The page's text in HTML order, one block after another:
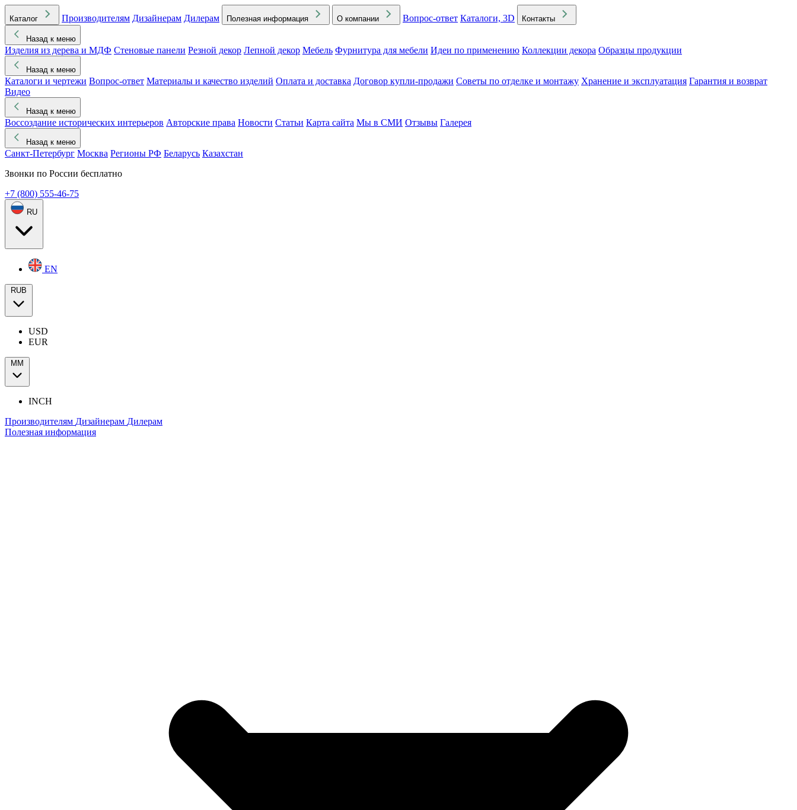
Каталог Производителям Дизайнерам Дилерам Полезная информация О компании Вопрос-ответ Каталоги, 3D Контакты
Назад к меню
Изделия из дерева и МДФ Стеновые панели Резной декор Лепной декор Мебель Фурнитура для мебели Идеи по применению Коллекции декора Образцы продукции
Назад к меню
Каталоги и чертежи Вопрос-ответ Материалы и качество изделий Оплата и доставка Договор купли-продажи Советы по отделке и монтажу Хранение и эксплуатация Гарантия и возврат
Видео
Назад к меню
Воссоздание исторических интерьеров Авторские права Новости Статьи Карта сайта Мы в СМИ Отзывы Галерея
Назад к меню
Санкт-Петербург Москва Регионы РФ Беларусь Казахстан
Звонки по России бесплатно
+7 (800) 555-46-75
RU
EN
RUB
USD
EUR
ММ
INCH
Производителям Дизайнерам Дилерам
Полезная информация